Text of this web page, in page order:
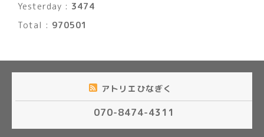
Yesterday : 3474
Total : 970501
アトリエひなぎく
070-8474-4311